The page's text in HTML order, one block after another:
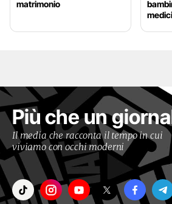
matrimonio
Più che un
Il media che racconta il tempo in cui
viviamo con occhi moderni